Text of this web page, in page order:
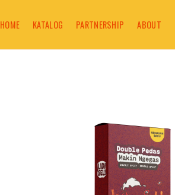
HOME KATALOG PARTNERSHIP ABOUT